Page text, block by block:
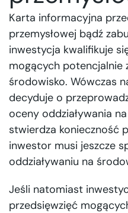
Karta informacyjna
przemysłowej bądź
inwestycja kwalifikuje
mogących potencjalnie
środowisko. Wówczas
decyduje o
oceny oddziaływania
stwierdza konieczność
inwestor musi jeszcze
oddziaływaniu na
Jeśli natomiast
przedsięwzięć